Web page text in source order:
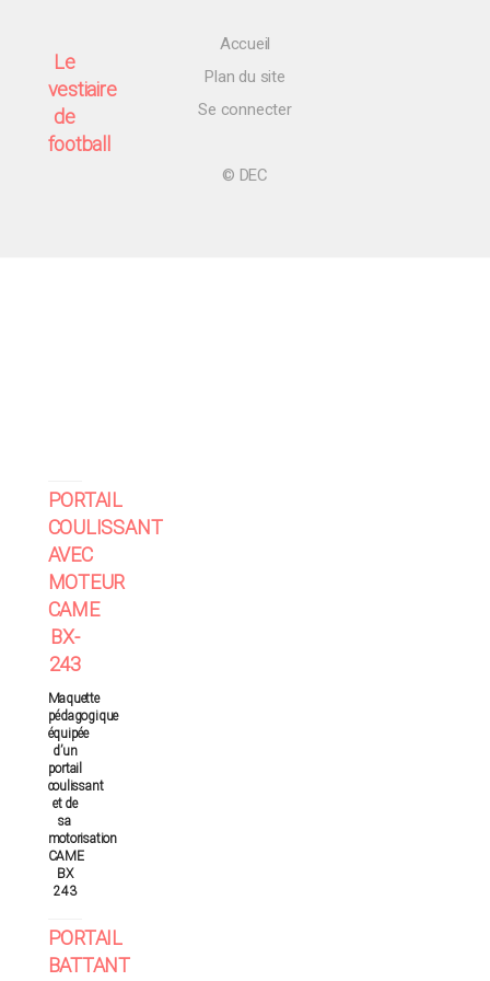
Le
vestiaire
de
football
PORTAIL
COULISSANT
AVEC
MOTEUR
CAME
BX-
243
Maquette
pédagogique
équipée
d’un
portail
coulissant
et de
sa
motorisation
CAME
BX
243
PORTAIL
BATTANT
Accueil
Plan du site
Se connecter
© DEC